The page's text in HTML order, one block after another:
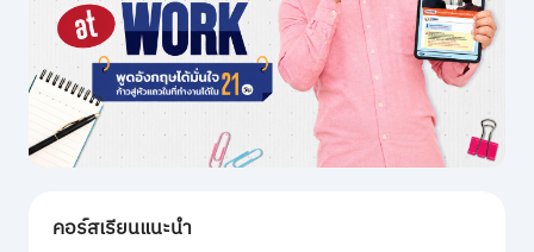
คอร์สเรียนแนะนำ